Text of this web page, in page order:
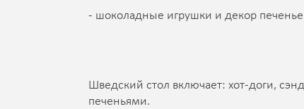
- шоколадные игрушки и декор
Шведский стол включает: хот-доги,
печеньями.